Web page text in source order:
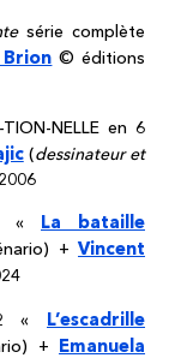
série complète
© éditions
NELLE en 6
(dessinateur et
« La bataille
+Vincent
« L’escadrille
+ Emanuela